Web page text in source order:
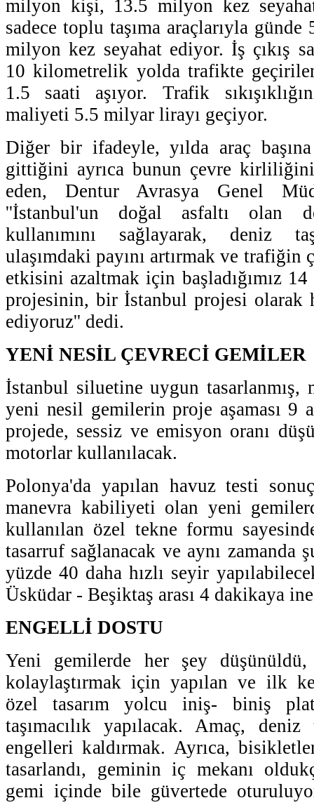
milyon kişi, 13.5 milyon kez
sadece toplu taşıma araçlarıyla
milyon kez seyahat ediyor. İş çıkış
10 kilometrelik yolda trafikte
1.5 saati aşıyor. Trafik
maliyeti 5.5 milyar lirayı geçiyor.
Diğer bir ifadeyle, yılda araç
gittiğini ayrıca bunun çevre kirliliğini
eden, Dentur Avrasya Genel
''İstanbul'un doğal asfaltı olan
kullanımını sağlayarak, deniz
ulaşımdaki payını artırmak ve trafiğin
etkisini azaltmak için başladığımız
projesinin, bir İstanbul projesi olarak
ediyoruz'' dedi.
YENİ NESİL ÇEVRECİ GEMİLER
İstanbul siluetine uygun tasarlanmış,
yeni nesil gemilerin proje aşaması 9
projede, sessiz ve emisyon oranı
motorlar kullanılacak.
Polonya'da yapılan havuz testi
manevra kabiliyeti olan yeni
kullanılan özel tekne formu
tasarruf sağlanacak ve aynı zamanda
yüzde 40 daha hızlı seyir
Üsküdar - Beşiktaş arası 4 dakikaya
ENGELLİ DOSTU
Yeni gemilerde her şey
kolaylaştırmak için yapılan ve ilk
özel tasarım yolcu iniş- biniş
taşımacılık yapılacak. Amaç, deniz
engelleri kaldırmak. Ayrıca,
tasarlandı, geminin iç mekanı
gemi içinde bile güvertede